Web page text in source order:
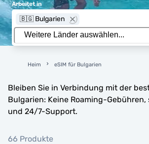
Arbeitet in
🇧🇬 Bulgarien
Heim eSIM für Bulgarien
Bleiben Sie in Verbindung mit der
Bulgarien: Keine Roaming-
und 24/7-Support.
66 Produkte